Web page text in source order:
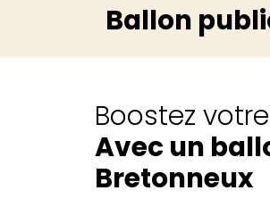
Ballon
Boostez
Avec un
Bretonneux